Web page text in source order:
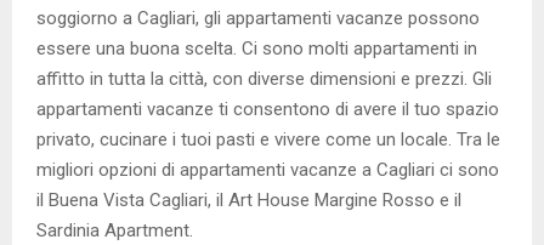
soggiorno a Cagliari, gli appartamenti vacanze possono
essere una buona scelta. Ci sono molti appartamenti in
affitto in tutta la città, con diverse dimensioni e prezzi. Gli
appartamenti vacanze ti consentono di avere il tuo spazio
privato, cucinare i tuoi pasti e vivere come un locale. Tra le
migliori opzioni di appartamenti vacanze a Cagliari ci sono
il Buena Vista Cagliari, il Art House Margine Rosso e il
Sardinia Apartment.